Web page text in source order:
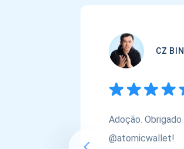
CZ
Adoção.
@atomicwallet!